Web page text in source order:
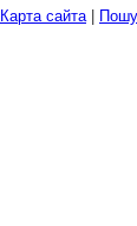
Карта сайта |